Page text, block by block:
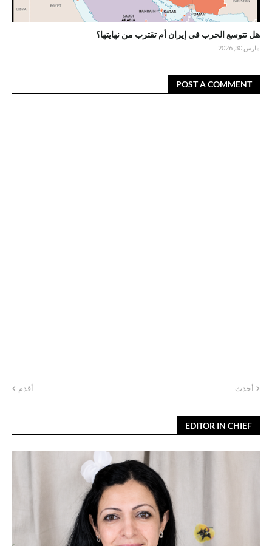
هل تتوسع الحرب في إيران أم تقترب من نهايتها؟
مارس 30, 2026
POST A COMMENT
أحدث أقدم
EDITOR IN CHIEF